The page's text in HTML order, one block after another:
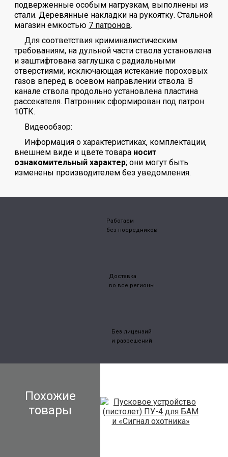
подверженные особым нагрузкам, выполнены из
стали. Деревянные накладки на рукоятку. Стальной
магазин емкостью 7 патронов.
Для соответствия криминалистическим
требованиям, на дульной части ствола установлена
и заштифтована заглушка с радиальными
отверстиями, исключающая истекание пороховых
газов вперед в осевом направлении ствола. В
канале ствола продольно установлена пластина
рассекателя. Патронник сформирован под патрон
10ТК.
Видеообзор:
Информация о характеристиках, комплектации,
внешнем виде и цвете товара носит
ознакомительный характер; они могут быть
изменены производителем без уведомления.
Работаем
без посредников
Доставка
во все регионы
Без лицензий
и разрешений
Похожие
товары